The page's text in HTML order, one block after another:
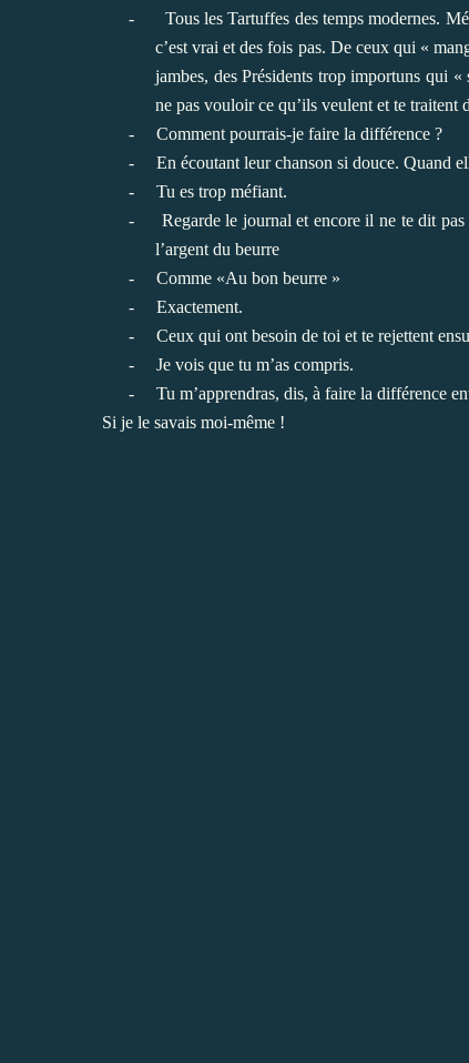
-
Tous les Tartuffes des temps modernes.
c’est vrai et des fois pas. De ceux qui «
jambes, des Présidents trop importuns qui
ne pas vouloir ce qu’ils veulent et te traitent
-
Comment pourrais-je faire la différence ?
-
En écoutant leur chanson si douce. Quand
-
Tu es trop méfiant.
-
Regarde le journal et encore il ne te dit
l’argent du beurre
-
Comme «Au bon beurre »
-
Exactement.
-
Ceux qui ont besoin de toi et te rejettent
-
Je vois que tu m’as compris.
-
Tu m’apprendras, dis, à faire la différence
Si je le savais moi-même